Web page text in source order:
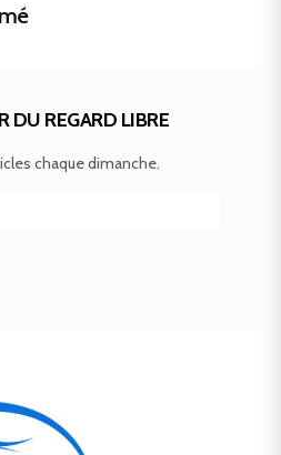
DU REGARD LIBRE
chaque dimanche.